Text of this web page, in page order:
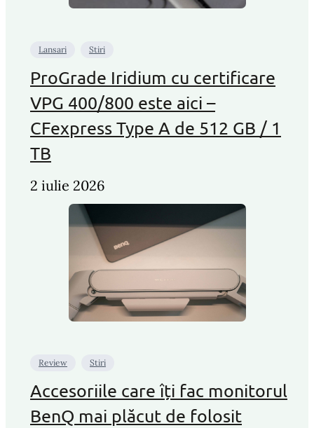
Lansari Stiri
ProGrade Iridium cu certificare
VPG 400/800 este aici –
CFexpress Type A de 512 GB / 1
TB
2 iulie 2026
Review Stiri
Accesoriile care îți fac monitorul
BenQ mai plăcut de folosit